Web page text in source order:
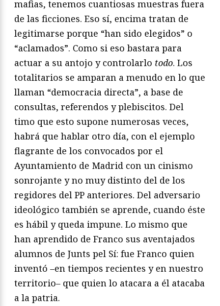
mafias, tenemos cuantiosas muestras fuera
de las ficciones. Eso sí, encima tratan de
legitimarse porque “han sido elegidos” o
“aclamados”. Como si eso bastara para
actuar a su antojo y controlarlo todo. Los
totalitarios se amparan a menudo en lo que
llaman “democracia directa”, a base de
consultas, referendos y plebiscitos. Del
timo que esto supone numerosas veces,
habrá que hablar otro día, con el ejemplo
flagrante de los convocados por el
Ayuntamiento de Madrid con un cinismo
sonrojante y no muy distinto del de los
regidores del PP anteriores. Del adversario
ideológico también se aprende, cuando éste
es hábil y queda impune. Lo mismo que
han aprendido de Franco sus aventajados
alumnos de Junts pel Sí: fue Franco quien
inventó –en tiempos recientes y en nuestro
territorio– que quien lo atacara a él atacaba
a la patria.